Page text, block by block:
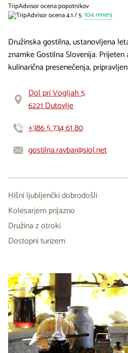
TripAdvisor ocena popotnikov
104 mnenj
Družinska gostilna, ustanovljena
znamke Gostilna Slovenija.
kulinarična presenečenja,
Dol pri Vogljah 5
6221 Dutovlje
+386 5 734 61 80
gostilna.ravbar@siol.net
Hišni ljubljenčki dobrodošli
Kolesarjem prijazno
Družina z otroki
Dostopni turizem